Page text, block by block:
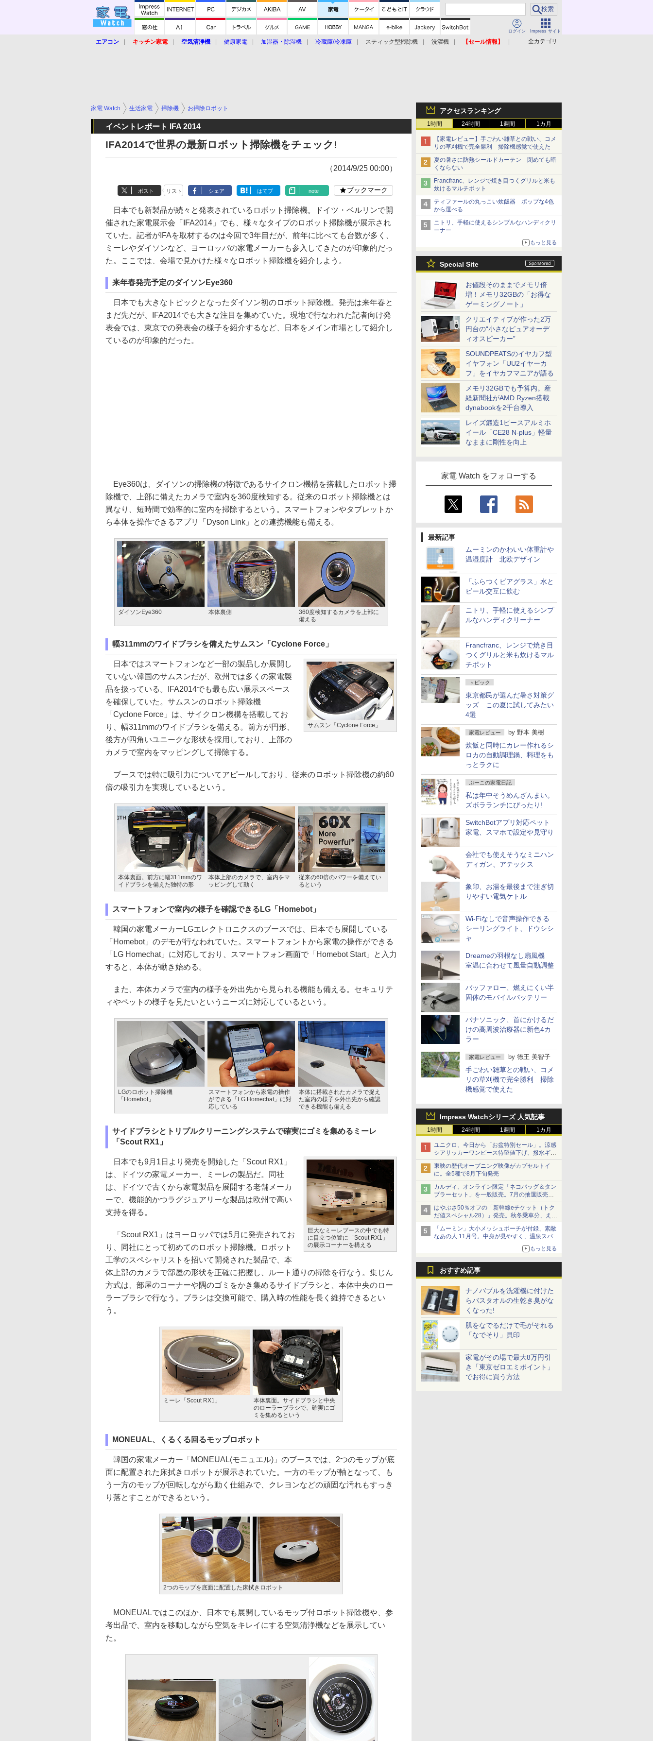
ログイン Impress サイト
全カテゴリ
エアコン キッチン家電 空気清浄機 健康家電 加湿器・除湿機 冷蔵庫/冷凍庫 スティック型掃除機 洗濯機
【セール情報】
アクセスランキング
1時間 24時間 1週間 1カ月
【家電レビュー】手ごわい雑草との戦い、コメ
リの草刈機で完全勝利 掃除機感覚で使えた
夏の暑さに防熱シールドカーテン 閉めても暗
くならない
Francfranc、レンジで焼き目つくグリルと米も
炊けるマルチポット
ティファールの丸っこい炊飯器 ポップな4色
から選べる
ニトリ、手軽に使えるシンプルなハンディクリ
ーナー
もっと見る
Special Site
お値段そのままでメモリ倍
増！メモリ32GBの「お得な
ゲーミングノート」
クリエイティブが作った2万
円台の“小さなピュアオーデ
ィオスピーカー”
SOUNDPEATSのイヤカフ型
イヤフォン「UU2イヤーカ
フ」をイヤカフマニアが語る
メモリ32GBでも予算内。産
経新聞社がAMD Ryzen搭載
dynabookを2千台導入
レイズ鍛造1ピースアルミホ
イール「CE28 N-plus」軽量
なままに剛性を向上
家電 Watch をフォローする
最新記事
ムーミンのかわいい体重計や
温湿度計 北欧デザイン
「ふらつくビアグラス」水と
ビール交互に飲む
ニトリ、手軽に使えるシンプ
ルなハンディクリーナー
Francfranc、レンジで焼き目
つくグリルと米も炊けるマル
チポット
トピック
東京都民が選んだ暑さ対策グ
ッズ この夏に試してみたい
4選
家電レビュー by 野本 美樹
炊飯と同時にカレー作れるシ
ロカの自動調理鍋、料理をも
っとラクに
ぷーこの家電日記
私は年中そうめんざんまい。
ズボラランチにぴったり!
SwitchBotアプリ対応ペット
家電、スマホで設定や見守り
会社でも使えそうなミニハン
ディガン、アテックス
象印、お湯を最後まで注ぎ切
りやすい電気ケトル
Wi-Fiなしで音声操作できる
シーリングライト、ドウシシ
ャ
Dreameの羽根なし扇風機
室温に合わせて風量自動調整
バッファロー、燃えにくい半
固体のモバイルバッテリー
パナソニック、首にかけるだ
けの高周波治療器に新色4カ
ラー
家電レビュー by 徳王 美智子
手ごわい雑草との戦い、コメ
リの草刈機で完全勝利 掃除
機感覚で使えた
Impress Watchシリーズ 人気記事
1時間 24時間 1週間 1カ月
ユニクロ、今日から「お盆特別セール」。涼感
シアサッカーワンピース待望値下げ、撥水ギア
ショーツは1990円に
東映の歴代オープニング映像がカプセルトイ
に。全5種で8月下旬発売
カルディ、オンライン限定「ネコバッグ＆タン
ブラーセット」を一般販売。7月の抽選販売の
当選無効分
はやぶさ50％オフの「新幹線eチケット（トク
だ値スペシャル28）」発売。秋冬乗車分、えき
ねっと限定
「ムーミン」大小メッシュポーチが付録、素敵
なあの人 11月号。中身が見やすく、温泉スパに
もっと見る
おすすめ記事
ナノバブルを洗濯機に付けた
らバスタオルの生乾き臭がな
くなった!
肌をなでるだけで毛がそれる
「なでそり」貝印
家電がその場で最大8万円引
き「東京ゼロエミポイント」
でお得に買う方法
家電 Watch 生活家電 掃除機 お掃除ロボット
イベントレポート IFA 2014
IFA2014で世界の最新ロボット掃除機をチェック!
（2014/9/25 00:00）
ポスト リスト シェア はてブ note ブックマーク
日本でも新製品が続々と発表されているロボット掃除機。ドイツ・ベルリンで開
催された家電展示会「IFA2014」でも、様々なタイプのロボット掃除機が展示され
ていた。記者がIFAを取材するのは今回で3年目だが、前年に比べても台数が多く、
ミーレやダイソンなど、ヨーロッパの家電メーカーも参入してきたのが印象的だっ
た。ここでは、会場で見かけた様々なロボット掃除機を紹介しよう。
来年春発売予定のダイソンEye360
日本でも大きなトピックとなったダイソン初のロボット掃除機。発売は来年春と
まだ先だが、IFA2014でも大きな注目を集めていた。現地で行なわれた記者向け発
表会では、東京での発表会の様子を紹介するなど、日本をメイン市場として紹介し
ているのが印象的だった。
Eye360は、ダイソンの掃除機の特徴であるサイクロン機構を搭載したロボット掃
除機で、上部に備えたカメラで室内を360度検知する。従来のロボット掃除機とは
異なり、短時間で効率的に室内を掃除するという。スマートフォンやタブレットか
ら本体を操作できるアプリ「Dyson Link」との連携機能も備える。
ダイソンEye360 本体裏側
360度検知するカメラを上部に
備える
幅311mmのワイドブラシを備えたサムスン「Cyclone Force」
サムスン「Cyclone Force」
日本ではスマートフォンなど一部の製品しか展開し
ていない韓国のサムスンだが、欧州では多くの家電製
品を扱っている。IFA2014でも最も広い展示スペース
を確保していた。サムスンのロボット掃除機
「Cyclone Force」は、サイクロン機構を搭載してお
り、幅311mmのワイドブラシを備える。前方が円形、
後方が四角いユニークな形状を採用しており、上部の
カメラで室内をマッピングして掃除する。
ブースでは特に吸引力についてアピールしており、従来のロボット掃除機の約60
倍の吸引力を実現しているという。
本体裏面。前方に幅311mmのワ
イドブラシを備えた独特の形
本体上部のカメラで、室内をマ
ッピングして動く
従来の60倍のパワーを備えてい
るという
スマートフォンで室内の様子を確認できるLG「Homebot」
韓国の家電メーカーLGエレクトロニクスのブースでは、日本でも展開している
「Homebot」のデモが行なわれていた。スマートフォントから家電の操作ができる
「LG Homechat」に対応しており、スマートフォン画面で「Homebot Start」と入力
すると、本体が動き始める。
また、本体カメラで室内の様子を外出先から見られる機能も備える。セキュリテ
ィやペットの様子を見たいというニーズに対応しているという。
LGのロボット掃除機
「Homebot」
スマートフォンから家電の操作
ができる「LG Homechat」に対
応している
本体に搭載されたカメラで捉え
た室内の様子を外出先から確認
できる機能も備える
サイドブラシとトリプルクリーニングシステムで確実にゴミを集めるミーレ
「Scout RX1」
巨大なミーレブースの中でも特
に目立つ位置に「Scout RX1」
の展示コーナーを構える
日本でも9月1日より発売を開始した「Scout RX1」
は、ドイツの家電メーカー、ミーレの製品だ。同社
は、ドイツで古くから家電製品を展開する老舗メーカ
ーで、機能的かつラグジュアリーな製品は欧州で高い
支持を得る。
「Scout RX1」はヨーロッパでは5月に発売されてお
り、同社にとって初めてのロボット掃除機。ロボット
工学のスペシャリストを招いて開発された製品で、本
体上部のカメラで部屋の形状を正確に把握し、ルート通りの掃除を行なう。集じん
方式は、部屋のコーナーや隅のゴミをかき集めるサイドブラシと、本体中央のロー
ラーブラシで行なう。ブラシは交換可能で、購入時の性能を長く維持できるとい
う。
ミーレ「Scout RX1」
本体裏面。サイドブラシと中央
のローラーブラシで、確実にゴ
ミを集めるという
MONEUAL、くるくる回るモップロボット
韓国の家電メーカー「MONEUAL(モニュエル)」のブースでは、2つのモップが底
面に配置された床拭きロボットが展示されていた。一方のモップが軸となって、も
う一方のモップが回転しながら動く仕組みで、クレヨンなどの頑固な汚れもすっき
り落とすことができるという。
2つのモップを底面に配置した床拭きロボット
MONEUALではこのほか、日本でも展開しているモップ付ロボット掃除機や、参
考出品で、室内を移動しながら空気をキレイにする空気清浄機などを展示してい
た。